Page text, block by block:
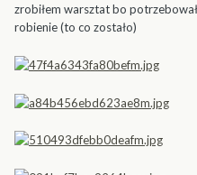
zrobiłem warsztat bo
robienie (to co zostało)